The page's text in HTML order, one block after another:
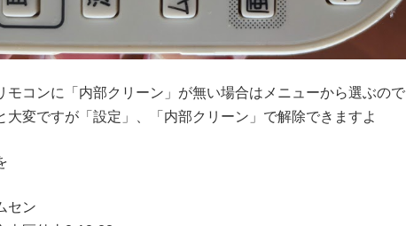
モコンに「内部クリーン」が無い場合はメニューから選ぶので
大変ですが「設定」、「内部クリーン」で解除できますよ
セン